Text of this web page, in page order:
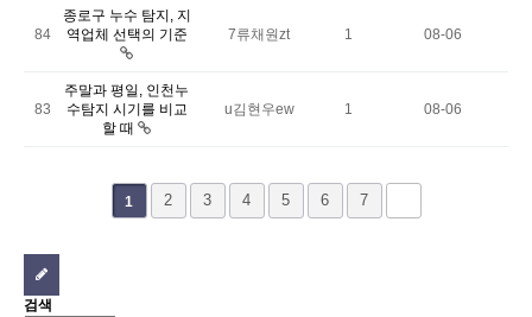
84
종로구 누수 탐지, 지
역업체 선택의 기준
7류채원zt 1 08-06
83
주말과 평일, 인천누
수탐지 시기를 비교
할 때
u김현우ew 1 08-06
1 2 3 4 5 6 7
검색